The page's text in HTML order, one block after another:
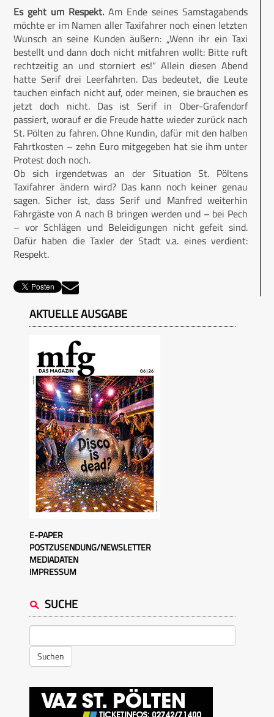
Es geht um Respekt. Am Ende seines Samstagabends
möchte er im Namen aller Taxifahrer noch einen letzten
Wunsch an seine Kunden äußern: „Wenn ihr ein Taxi
bestellt und dann doch nicht mitfahren wollt: Bitte ruft
rechtzeitig an und storniert es!“ Allein diesen Abend
hatte Serif drei Leerfahrten. Das bedeutet, die Leute
tauchen einfach nicht auf, oder meinen, sie brauchen es
jetzt doch nicht. Das ist Serif in Ober-Grafendorf
passiert, worauf er die Freude hatte wieder zurück nach
St. Pölten zu fahren. Ohne Kundin, dafür mit den halben
Fahrtkosten – zehn Euro mitgegeben hat sie ihm unter
Protest doch noch.
Ob sich irgendetwas an der Situation St. Pöltens
Taxifahrer ändern wird? Das kann noch keiner genau
sagen. Sicher ist, dass Serif und Manfred weiterhin
Fahrgäste von A nach B bringen werden und – bei Pech
– vor Schlägen und Beleidigungen nicht gefeit sind.
Dafür haben die Taxler der Stadt v.a. eines verdient:
Respekt.
AKTUELLE AUSGABE
E-PAPER
POSTZUSENDUNG/NEWSLETTER
MEDIADATEN
IMPRESSUM
SUCHE
Suchen